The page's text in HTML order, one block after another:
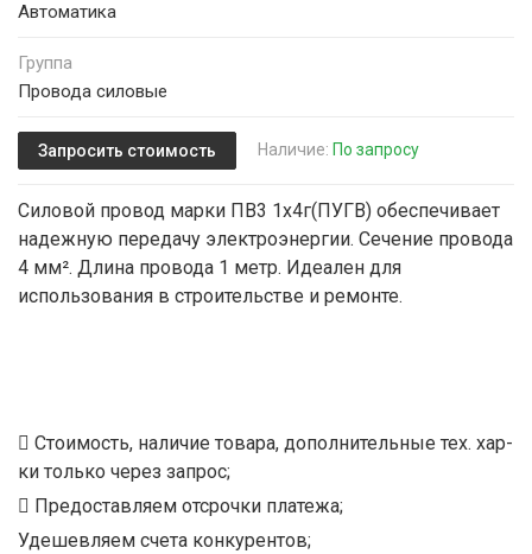
Автоматика
Группа
Провода силовые
Запросить стоимость Наличие: По запросу
Силовой провод марки ПВ3 1х4г(ПУГВ) обеспечивает
надежную передачу электроэнергии. Сечение провода
4 мм². Длина провода 1 метр. Идеален для
использования в строительстве и ремонте.
Стоимость, наличие товара, дополнительные тех. хар-
ки только через запрос;
Предоставляем отсрочки платежа;
Удешевляем счета конкурентов;